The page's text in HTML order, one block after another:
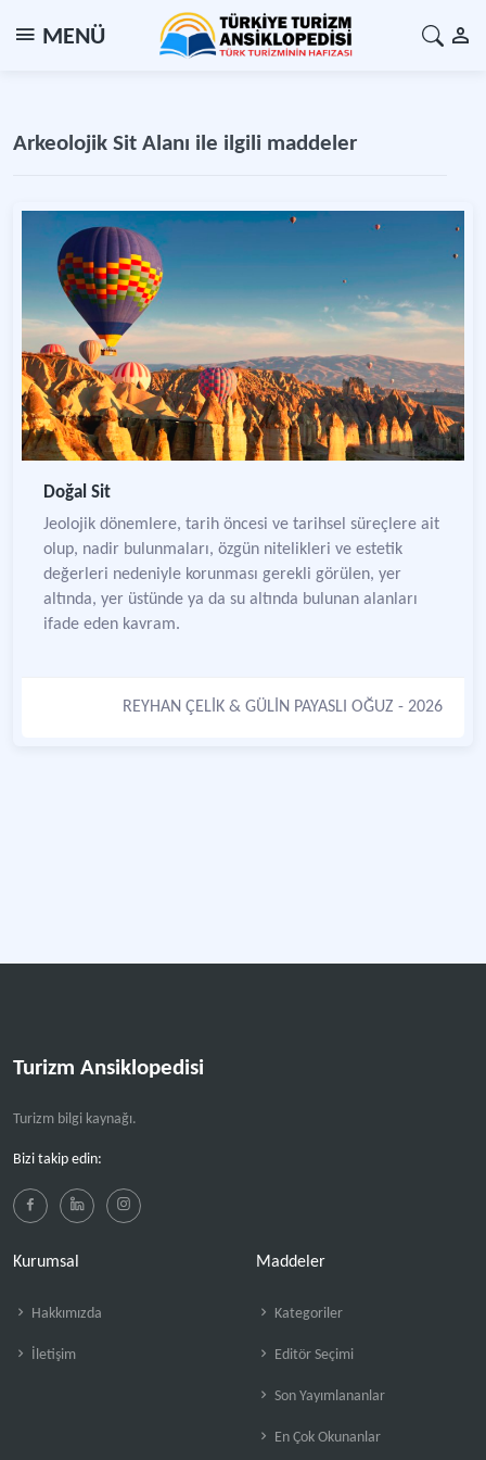
MENÜ
Arkeolojik Sit Alanı ile ilgili maddeler
Doğal Sit
Jeolojik dönemlere, tarih öncesi ve tarihsel süreçlere ait
olup, nadir bulunmaları, özgün nitelikleri ve estetik
değerleri nedeniyle korunması gerekli görülen, yer
altında, yer üstünde ya da su altında bulunan alanları
ifade eden kavram.
REYHAN ÇELİK & GÜLİN PAYASLI OĞUZ - 2026
Turizm Ansiklopedisi
Turizm bilgi kaynağı.
Bizi takip edin:
Kurumsal
Hakkımızda
İletişim
Maddeler
Kategoriler
Editör Seçimi
Son Yayımlananlar
En Çok Okunanlar